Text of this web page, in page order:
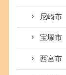
尼崎市
宝塚市
西宮市